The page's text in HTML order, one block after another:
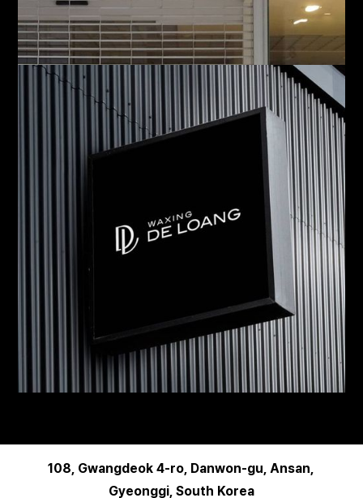
108, Gwangdeok 4-ro, Danwon-gu, Ansan,
Gyeonggi, South Korea